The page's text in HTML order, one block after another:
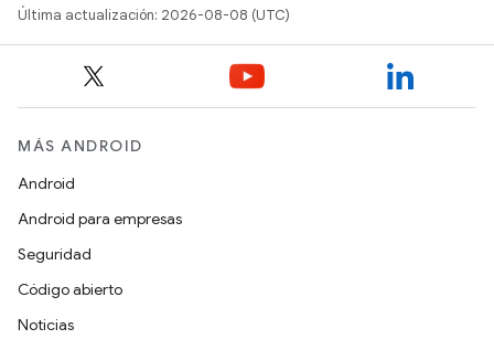
Última actualización: 2026-08-08 (UTC)
MÁS ANDROID
Android
Android para empresas
Seguridad
Código abierto
Noticias